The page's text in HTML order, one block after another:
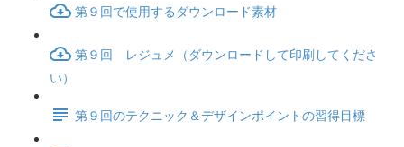
第９回で使用するダウンロード素材
第９回 レジュメ（ダウンロードして印刷してくださ
い）
第９回のテクニック＆デザインポイントの習得目標